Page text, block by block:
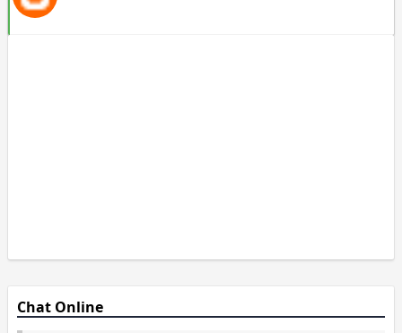
Chat Online